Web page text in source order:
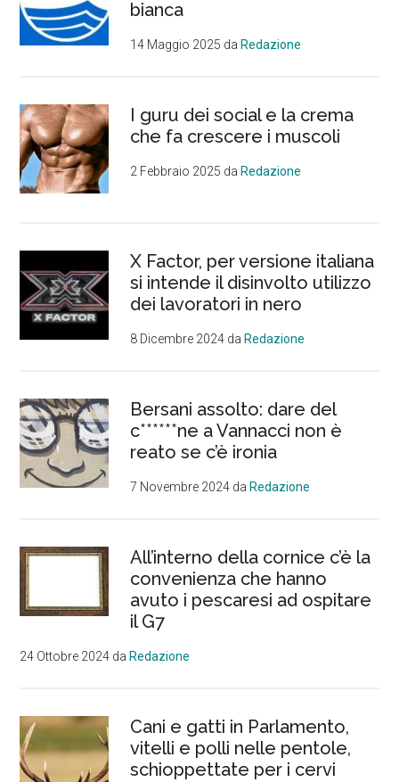
bianca
14 Maggio 2025 da Redazione
I guru dei social e la crema
che fa crescere i muscoli
2 Febbraio 2025 da Redazione
X Factor, per versione italiana
si intende il disinvolto utilizzo
dei lavoratori in nero
8 Dicembre 2024 da Redazione
Bersani assolto: dare del
c******ne a Vannacci non è
reato se c’è ironia
7 Novembre 2024 da Redazione
All’interno della cornice c’è la
convenienza che hanno
avuto i pescaresi ad ospitare
il G7
24 Ottobre 2024 da Redazione
Cani e gatti in Parlamento,
vitelli e polli nelle pentole,
schioppettate per i cervi